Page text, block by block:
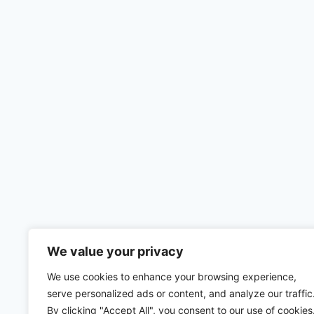
We value your privacy
We use cookies to enhance your browsing experience,
serve personalized ads or content, and analyze our
By clicking "Accept All", you consent to our use of